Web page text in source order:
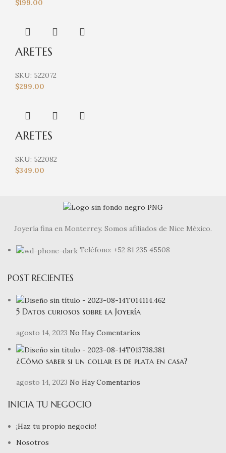
$199.00
ARETES
SKU: 522072
$299.00
ARETES
SKU: 522082
$349.00
Joyería fina en Monterrey. Somos afiliados de Nice México.
Teléfono: +52 81 235 45508
POST RECIENTES
5 Datos curiosos sobre la Joyería
agosto 14, 2023 No Hay Comentarios
¿Cómo saber si un collar es de plata en casa?
agosto 14, 2023 No Hay Comentarios
INICIA TU NEGOCIO
¡Haz tu propio negocio!
Nosotros